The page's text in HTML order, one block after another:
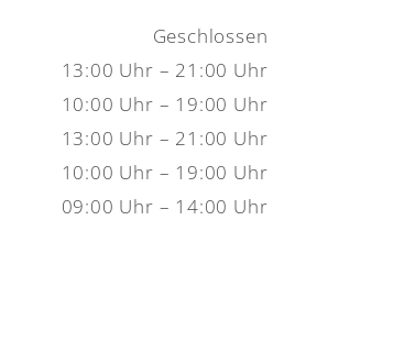
Geschlossen
13:00 Uhr – 21:00 Uhr
10:00 Uhr – 19:00 Uhr
13:00 Uhr – 21:00 Uhr
10:00 Uhr – 19:00 Uhr
09:00 Uhr – 14:00 Uhr